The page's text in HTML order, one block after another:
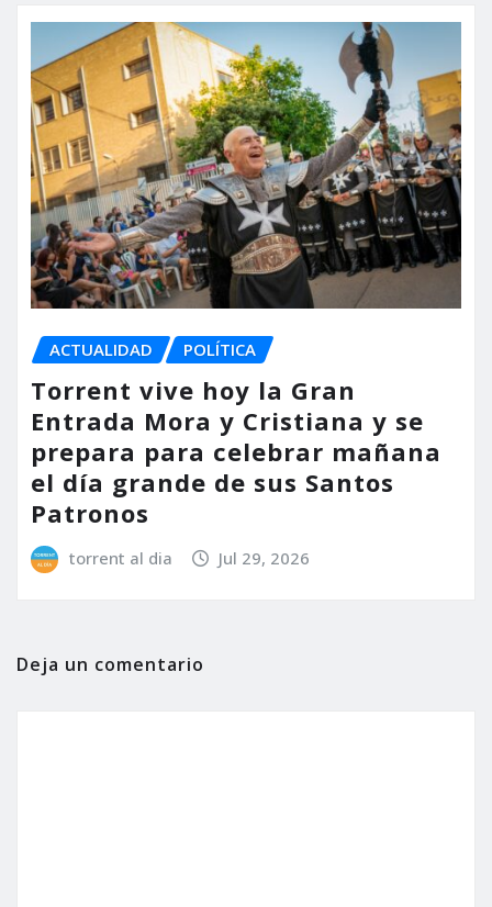
ACTUALIDAD POLÍTICA
Torrent vive hoy la Gran
Entrada Mora y Cristiana y se
prepara para celebrar mañana
el día grande de sus Santos
Patronos
torrent al dia Jul 29, 2026
Deja un comentario